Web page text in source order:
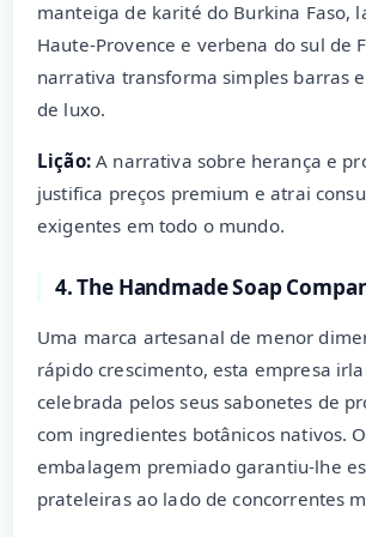
manteiga de karité do Burkina Faso,
Haute-Provence e verbena do sul de
narrativa transforma simples barras
de luxo.
Lição:A narrativa sobre herança e
justifica preços premium e atrai
exigentes em todo o mundo.
4. The Handmade Soap
Uma marca artesanal de menor
rápido crescimento, esta empresa
celebrada pelos seus sabonetes de
com ingredientes botânicos nativos.
embalagem premiado garantiu-lhe
prateleiras ao lado de concorrentes